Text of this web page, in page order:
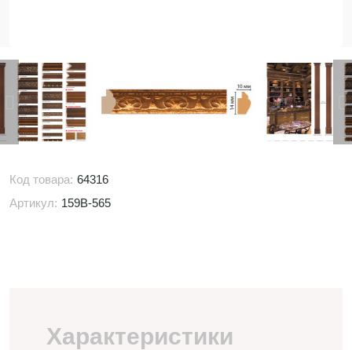
Код товара: 64316
Артикул: 159B-565
Характеристики